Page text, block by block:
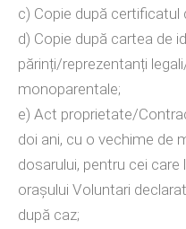
c) Copie după certificatul
d) Copie după cartea de
părinți/reprezentanți
monoparentale;
e) Act proprietate/
doi ani, cu o vechime de
dosarului, pentru cei
orașului Voluntari
după caz;